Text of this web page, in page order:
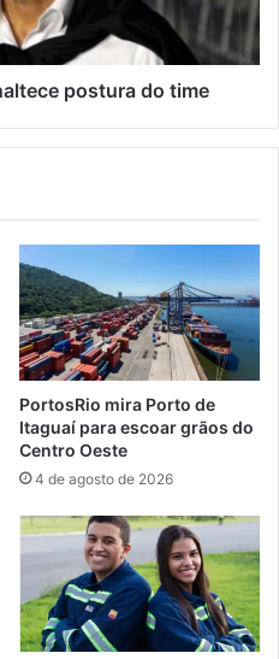
postura do time
PortosRio mira Porto de
Itaguaí para escoar grãos do
Centro Oeste
4 de agosto de 2026